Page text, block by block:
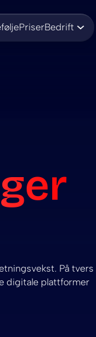
PriserBedrift
På tvers
digitale plattformer